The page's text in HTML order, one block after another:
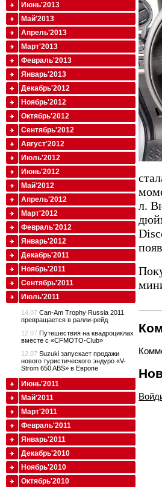
л.
Июнь'2013
Май'2013
Апрель'2013
Март'2013
Февраль'2013
Январь'2013
Декабрь'2012
Ноябрь'2012
Октябрь'2012
Сентябрь'2012
Август'2012
Июль'2012
Июнь'2012
Май'2012
Апрель'2012
Март'2012
Февраль'2012
Январь'2012
Декабрь'2011
Ноябрь'2011
Сентябрь'2011
Июль'2011
14.07 Can-Am Trophy Russia 2011
превращается в ралли-рейд
12.07 Путешествия на квадроциклах
вместе с «CFMOTO-Club»
12.07 Suzuki запускает продажи
нового туристического эндуро «V-
Strom 650 ABS» в Европе
Июнь'2011
Май'2011
Март'2011
Февраль'2011
Январь'2011
Декабрь'2010
Ноябрь'2010
Октябрь'2010